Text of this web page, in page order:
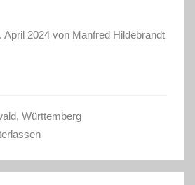
April 2024 von Manfred Hildebrandt
, Württemberg